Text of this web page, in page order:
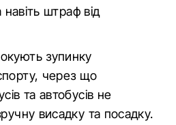
навіть штраф від
зупинку
через що
та автобусів не
висадку та посадку.